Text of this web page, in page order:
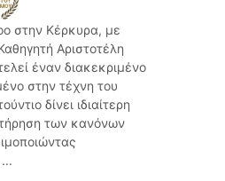
στην Κέρκυρα, με
Αριστοτέλη
έναν διακεκριμένο
στην τέχνη του
δίνει ιδιαίτερη
των κανόνων